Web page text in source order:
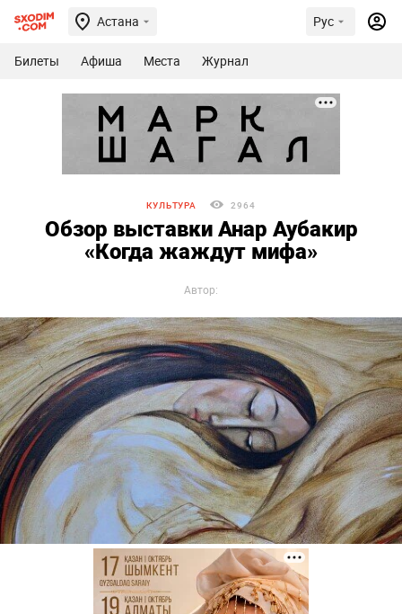
Астана Рус
Билеты Афиша Места Журнал
КУЛЬТУРА 2964
Обзор выставки Анар Аубакир
«Когда жаждут мифа»
Автор: